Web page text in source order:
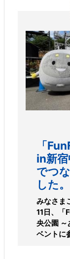
「
in新
でつ
した。
みなさま
11日、「
央公園 ～
ベントに